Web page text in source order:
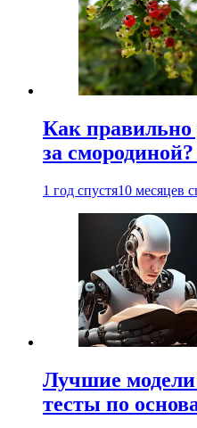
Как правильно
за
1 год спустя10 месяцев
Лучшие
тесты по